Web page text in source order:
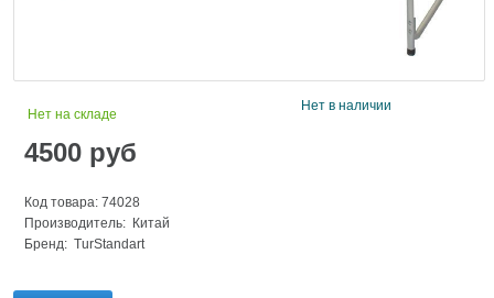
Нет на складе
4500 руб
Код товара: 74028
Производитель: Китай
Бренд: TurStandart
Нет в наличии